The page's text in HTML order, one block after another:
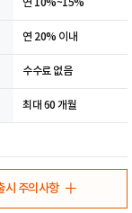
연 10%~15%
연 20% 이내
수수료 없음
최대 60 개월
시 주의사항